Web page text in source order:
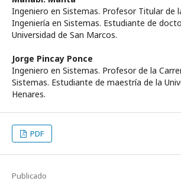
Ingeniero en Sistemas. Profesor Titular de
Ingeniería en Sistemas. Estudiante de
Universidad de San Marcos.
Jorge Pincay Ponce
Ingeniero en Sistemas. Profesor de la
Sistemas. Estudiante de maestría de la
Henares.
PDF
Publicado